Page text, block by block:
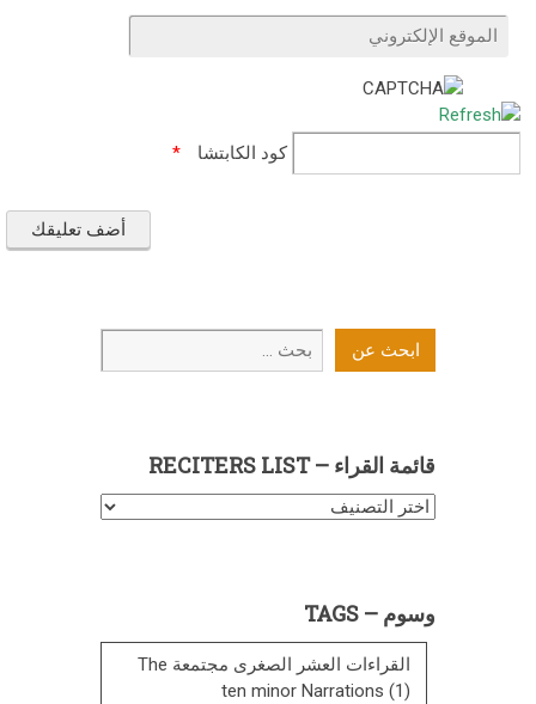
كود الكابتشا *
ابحث
عن
ابحث عن
قائمة القراء – RECITERS LIST
قائمة
List
وسوم – TAGS
القراءات العشر الصغرى مجتمعة The
ten minor Narrations (1)